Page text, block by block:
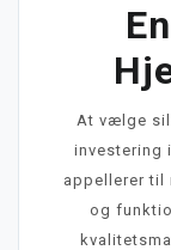
At vælge
investering
appellerer til
og